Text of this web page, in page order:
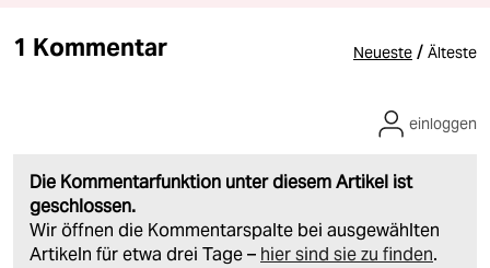
1 Kommentar Neueste / Älteste
Die Kommentarfunktion unter diesem Artikel ist
geschlossen.
Wir öffnen die Kommentarspalte bei ausgewählten
Artikeln für etwa drei Tage – hier sind sie zu finden.
einloggen